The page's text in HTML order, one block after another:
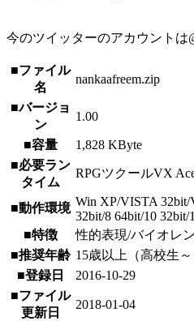
今のツイッターのアカウントは
■ファイル
名
nankaafreem.zip
■バージョ
ン
1.00
■容量
1,828 KByte
■必要ラン
タイム
RPGツクールVX
■動作環境 Win XP/VISTA 32bit/
32bit/8 64bit/10 32bit/
■特徴
性的表現/バイオレ
■推奨年齢 15歳以上（高校生～
■登録日
2016-10-29
■ファイル
更新日
2018-01-04